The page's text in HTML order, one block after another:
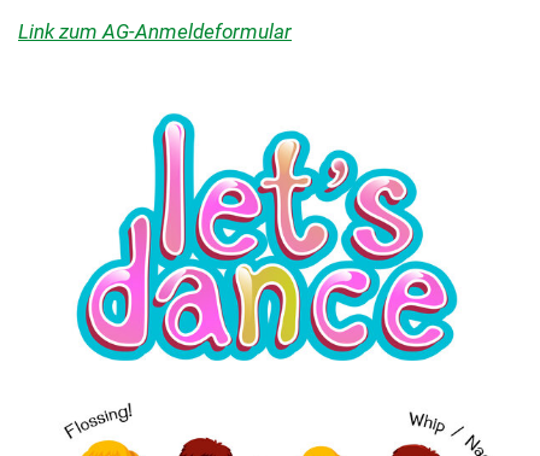
Link zum AG-Anmeldeformular